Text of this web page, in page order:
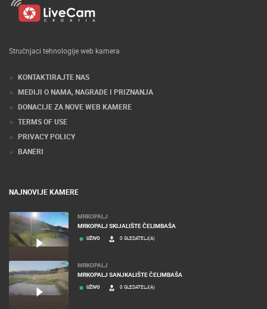
Stručnjaci tehnologije web kamera
KONTAKTIRAJTE NAS
MEDIJI O NAMA, NAGRADE I PRIZNANJA
DONACIJE ZA NOVE WEB KAMERE
TERMS OF USE
PRIVACY POLICY
BANERI
NAJNOVIJE KAMERE
MRKOPALJ
MRKOPALJ SKIJALIŠTE ČELIMBAŠA
UŽIVO 0 GLEDATELJ(A)
MRKOPALJ
MRKOPALJ SANJKALIŠTE ČELIMBAŠA
UŽIVO 0 GLEDATELJ(A)